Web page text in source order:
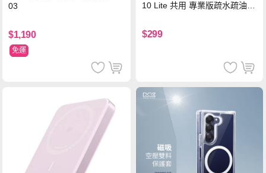
03
$1,190
免運
10 Lite 共用 專業版疏水疏油9
$299